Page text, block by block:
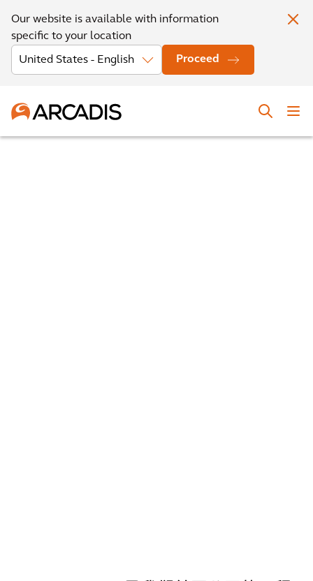
Our website is available with information
specific to your location
Proceed